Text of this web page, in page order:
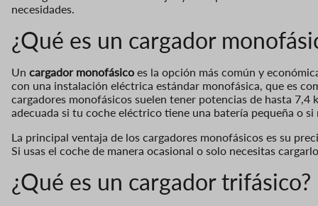
necesidades.
¿Qué es un cargador
Un cargador monofásico es la opción más común y
con una instalación eléctrica estándar monofásica, que es
cargadores monofásicos suelen tener potencias de hasta
adecuada si tu coche eléctrico tiene una batería pequeña o
La principal ventaja de los cargadores monofásicos es su
Si usas el coche de manera ocasional o solo necesitas
¿Qué es un cargador trifásico?